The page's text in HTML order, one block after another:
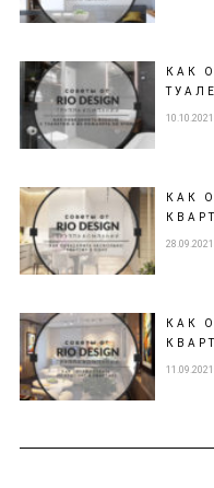
КАК
10.10.2021
КАК
28.09.2021
КАК
11.09.2021